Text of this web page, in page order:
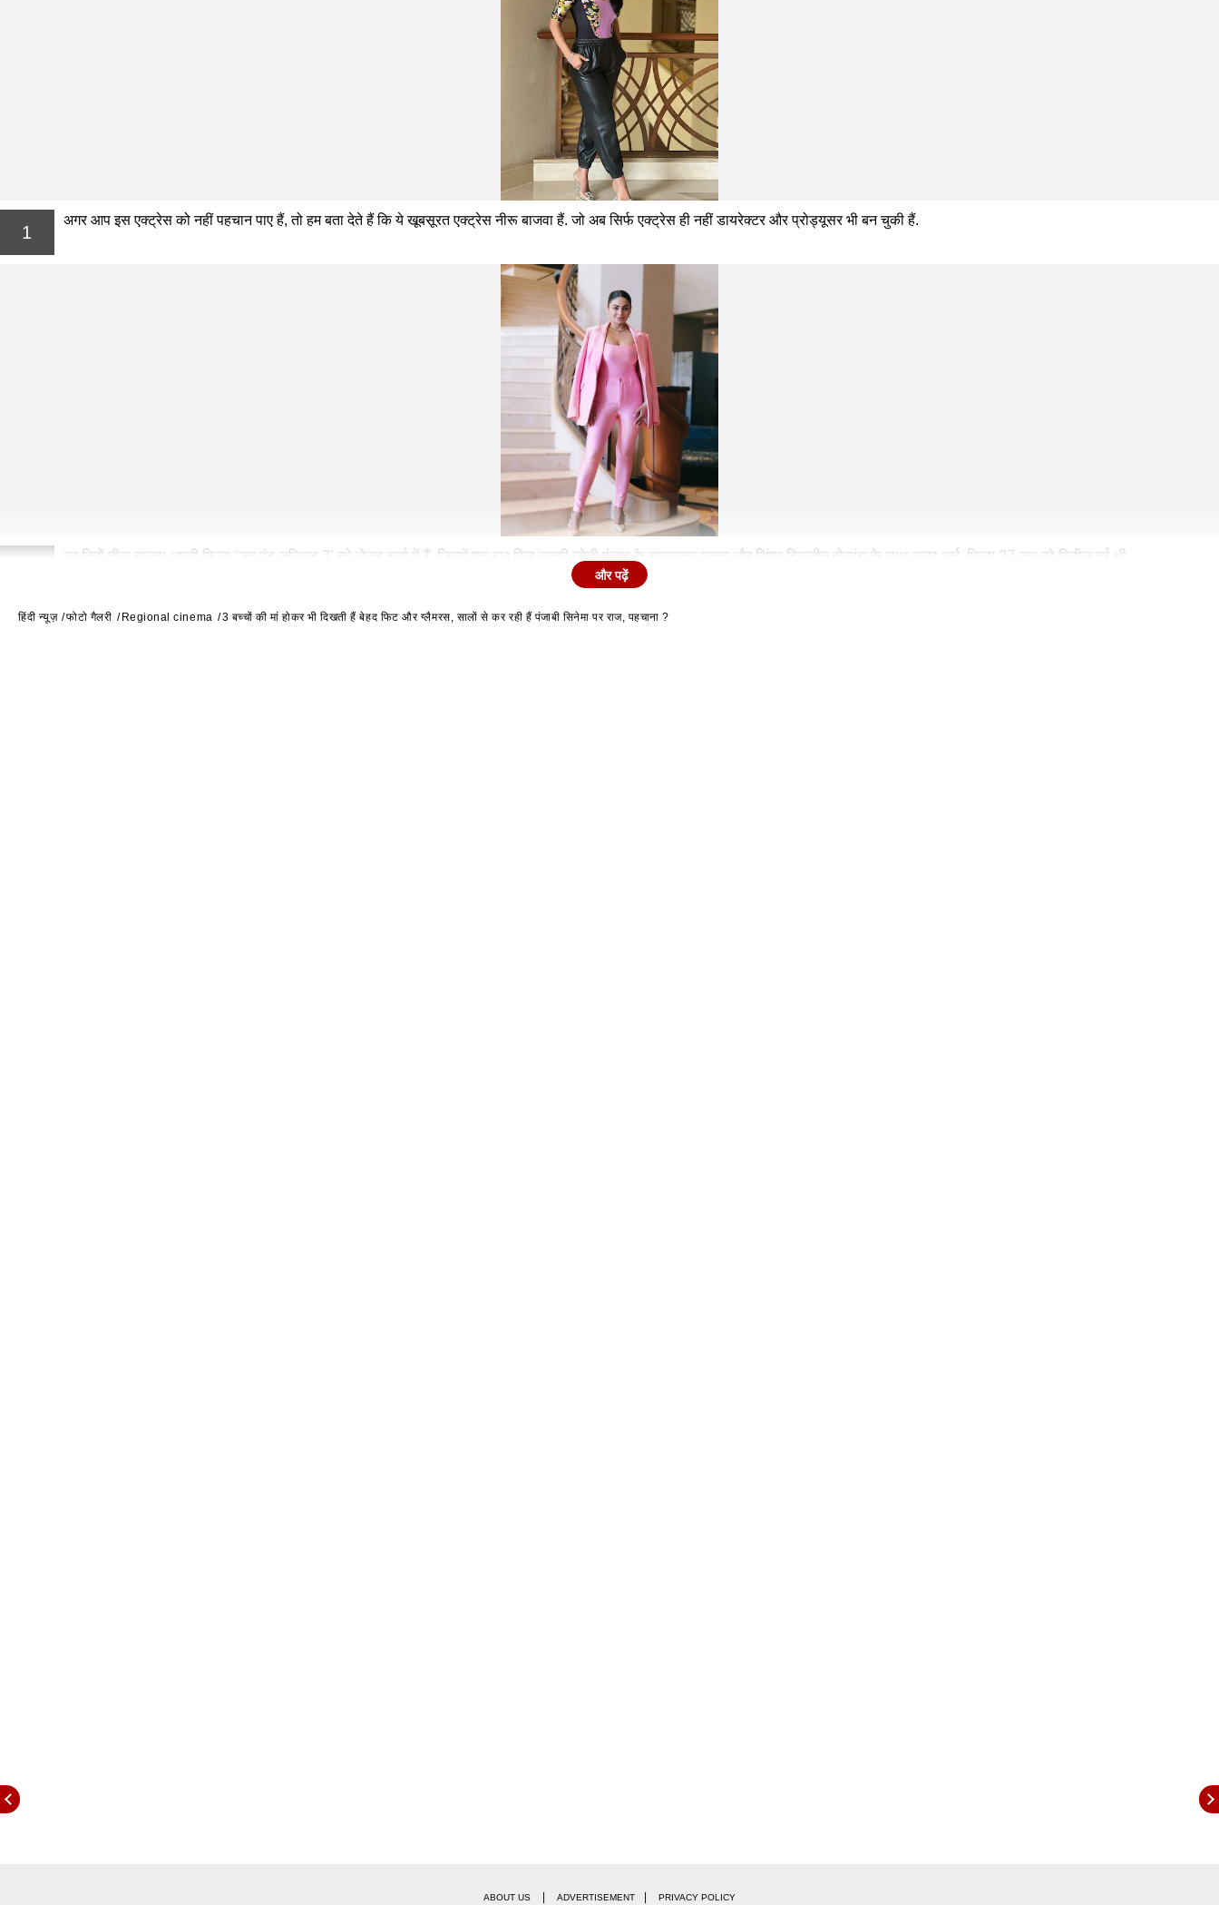
1
अगर आप इस एक्ट्रेस को नहीं पहचान पाए हैं, तो हम बता देते हैं कि ये खूबसूरत एक्ट्रेस नीरू बाजवा हैं. जो अब सिर्फ एक्ट्रेस ही नहीं डायरेक्टर और प्रोड्यूसर भी बन चुकी हैं.
इन दिनों नीरू बाजवा अपनी फिल्म ‘जट एंड जूलियट 3’ को लेकर चर्चा में हैं. जिसमें एक बार फिर उनकी जोड़ी पंजाब के सुपरस्टार एक्टर और सिंगर दिलजीत दोसांझ के साथ नजर आई. फिल्म 27 जून को रिलीज हुई थी.
और पढ़ें
हिंदी न्यूज़ फोटो गैलरी Regional cinema 3 बच्चों की मां होकर भी दिखती हैं बेहद फिट और ग्लैमरस, सालों से कर रही हैं पंजाबी सिनेमा पर राज, पहचाना ?
ABOUT US ADVERTISEMENT PRIVACY POLICY